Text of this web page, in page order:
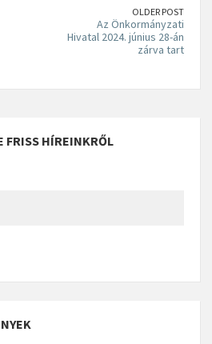
OLDER POST
Az Önkormányzati
Hivatal 2024. június 28-án
zárva tart
FRISS HÍREINKRŐL